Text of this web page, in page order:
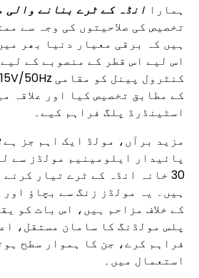
ہمارا انڈہ کے ٹرے بنانے والی
تخصیص کی صلاحیتوں کی وجہ سے
ہیں کہ برقی معیار دنیا بھر
اس لیے اس قطر کے منصوبے کے
کے مطابق تخصیص کیا اور علاقہ
اسٹینڈرڈ پلگ فراہم کیے۔
مزید برآں، مولڈ ایک اہم جز
پائیدار ایلومینیم مولڈز سے
30 خانہ انڈہ کے ٹرے تیار
ہیں۔ یہ مولڈز زنگ سے بچاؤ
کے خلاف مزاحم ہیں، اس بات کو
پلس مولڈنگ کا سامان مستقل،
فراہم کرے، جن کا ہموار سطح
استعمال میں۔